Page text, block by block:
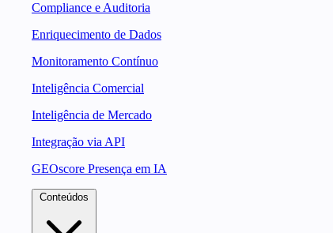
Compliance e Auditoria
Enriquecimento de Dados
Monitoramento Contínuo
Inteligência Comercial
Inteligência de Mercado
Integração via API
GEOscore Presença em IA